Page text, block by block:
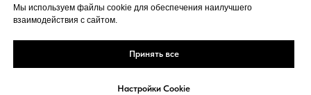
МЕЖДУНАРОДНЫЕ РЫНКИ
Мы используем файлы cookie для обеспечения наилучшего
взаимодействия с сайтом.
Принять все
Настройки Cookie